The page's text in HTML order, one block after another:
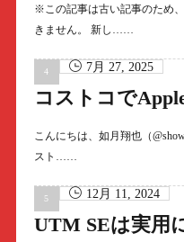
※この記事は古い記事のため
きません。 新し……
7月 27, 2025
コストコで
こんにちは、如月翔也（
スト……
12月 11, 2024
UTM SEは実用